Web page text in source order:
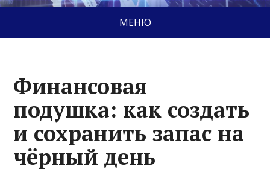
МЕНЮ
Финансовая
подушка: как создать
и сохранить запас на
чёрный день